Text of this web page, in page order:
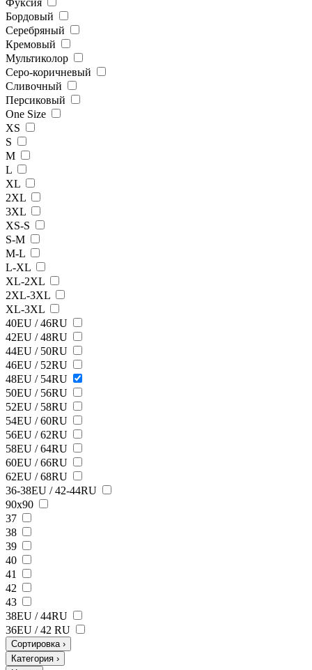
Фуксия
Бордовый
Серебряный
Кремовый
Мультиколор
Серо-коричневый
Сливочный
Персиковый
One Size
XS
S
M
L
XL
2XL
3XL
XS-S
S-M
M-L
L-XL
XL-2XL
2XL-3XL
XL-3XL
40EU / 46RU
42EU / 48RU
44EU / 50RU
46EU / 52RU
48EU / 54RU
50EU / 56RU
52EU / 58RU
54EU / 60RU
56EU / 62RU
58EU / 64RU
60EU / 66RU
62EU / 68RU
36-38EU / 42-44RU
90х90
37
38
39
40
41
42
43
38ЕU / 44RU
36EU / 42 RU
Сортировка ›
Категория ›